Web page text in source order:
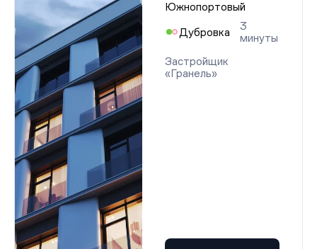
Южнопортовый
Дубровка
3
минуты
Застройщик
«Гранель»